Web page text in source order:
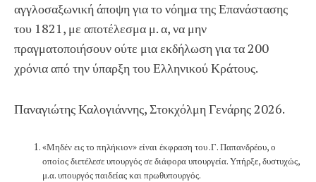
αγγλοσαξωνική άποψη για το νόημα της Επανάστασης
του 1821, με αποτέλεσμα μ. α, να μην
πραγματοποιήσουν ούτε μια εκδήλωση για τα 200
χρόνια από την ύπαρξη του Ελληνικού Κράτους.
Παναγιώτης Καλογιάννης, Στοκχόλμη Γενάρης 2026.
«Μηδέν εις το πηλήκιον» είναι έκφραση του .Γ. Παπανδρέου, ο
οποίος διετέλεσε υπουργός σε διάφορα υπουργεία. Υπήρξε, δυστυχώς,
μ.α. υπουργός παιδείας και πρωθυπουργός.